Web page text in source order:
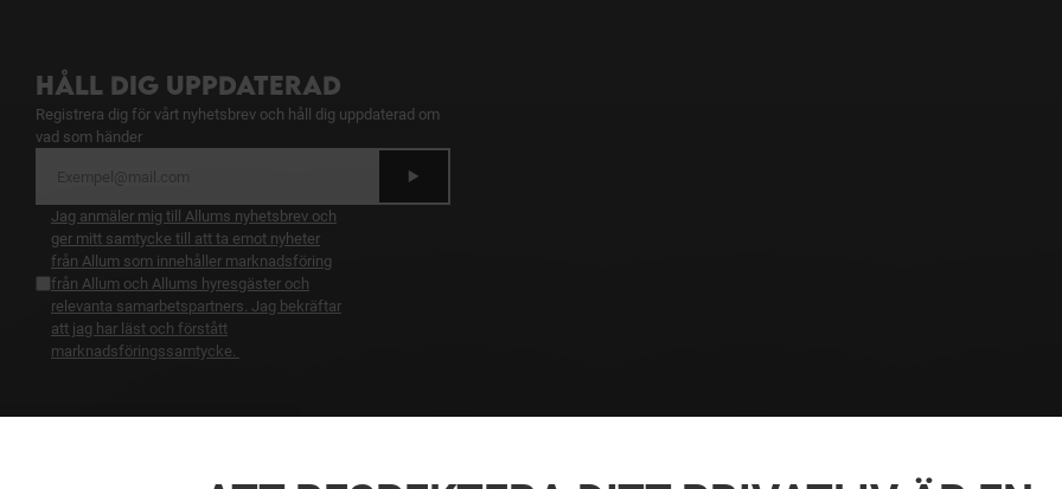
HÅLL DIG UPPDATERAD
Registrera dig för vårt nyhetsbrev och håll dig uppdaterad om
vad som händer
Jag anmäler mig till Allums nyhetsbrev och
ger mitt samtycke till att ta emot nyheter
från Allum som innehåller marknadsföring
från Allum och Allums hyresgäster och
relevanta samarbetspartners. Jag bekräftar
att jag har läst och förstått
marknadsföringssamtycke.